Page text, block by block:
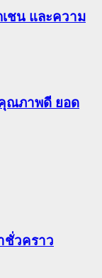
เชน และความ
ณภาพดี ยอด
ชั่วคราว